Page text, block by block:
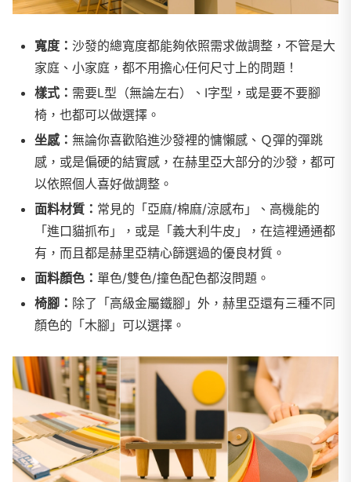
寬度： 沙發的總寬度都能夠依照需求做調整，不管是大
家庭、小家庭，都不用擔心任何尺寸上的問題！
樣式： 需要L型（無論左右）、I字型，或是要不要腳
椅，也都可以做選擇。
坐感： 無論你喜歡陷進沙發裡的慵懶感、Ｑ彈的彈跳
感，或是偏硬的結實感，在赫里亞大部分的沙發，都可
以依照個人喜好做調整。
面料材質： 常見的「亞麻/棉麻/涼感布」、高機能的
「進口貓抓布」，或是「義大利牛皮」，在這裡通通都
有，而且都是赫里亞精心篩選過的優良材質。
面料顏色： 單色/雙色/撞色配色都沒問題。
椅腳： 除了「高級金屬鐵腳」外，赫里亞還有三種不同
顏色的「木腳」可以選擇。